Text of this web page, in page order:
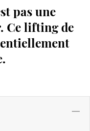
pas une
Ce lifting de